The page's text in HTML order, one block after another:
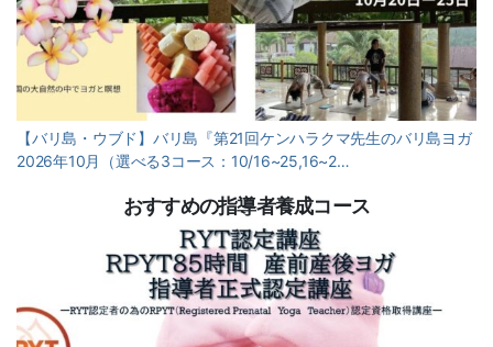
【バリ島・ウブド】バリ島『第21回ケンハラクマ先生のバリ島ヨガ
2026年10月（選べる3コース：10/16~25,16~2…
おすすめの指導者養成コース